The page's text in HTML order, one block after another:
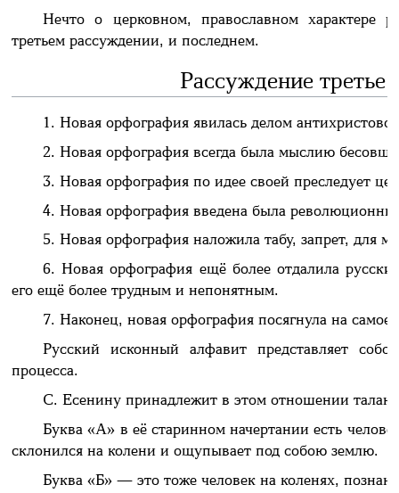
Нечто о церковном, православном характере
третьем рассуждении, и последнем.
Рассуждение
1. Новая орфография явилась делом
2. Новая орфография всегда была мыслию
3. Новая орфография по идее своей преследует
4. Новая орфография введена была
5. Новая орфография наложила табу, запрет, для
6. Новая орфография ещё более отдалила
его ещё более трудным и непонятным.
7. Наконец, новая орфография посягнула на самое
Русский исконный алфавит представляет
процесса.
С. Есенину принадлежит в этом отношении
Буква «А» в её старинном начертании есть
склонился на колени и ощупывает под собою землю.
Буква «Б» — это тоже человек на коленях,